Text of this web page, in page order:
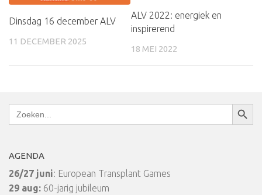
Dinsdag 16 december ALV
11 DECEMBER 2025
ALV 2022: energiek en
inspirerend
18 MEI 2022
Zoek
naar:
AGENDA
26/27 juni: European Transplant Games
29 aug: 60-jarig jubileum